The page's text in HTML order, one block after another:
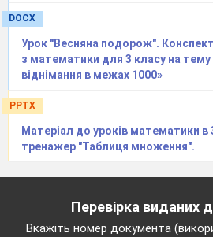
DOCX
Урок "Весняна подорож".
з математики для 3 класу на тему
віднімання в межах 1000»
PPTX
Матеріал до уроків математики в
тренажер "Таблиця множення".
Перевірка виданих
Вкажіть номер документа